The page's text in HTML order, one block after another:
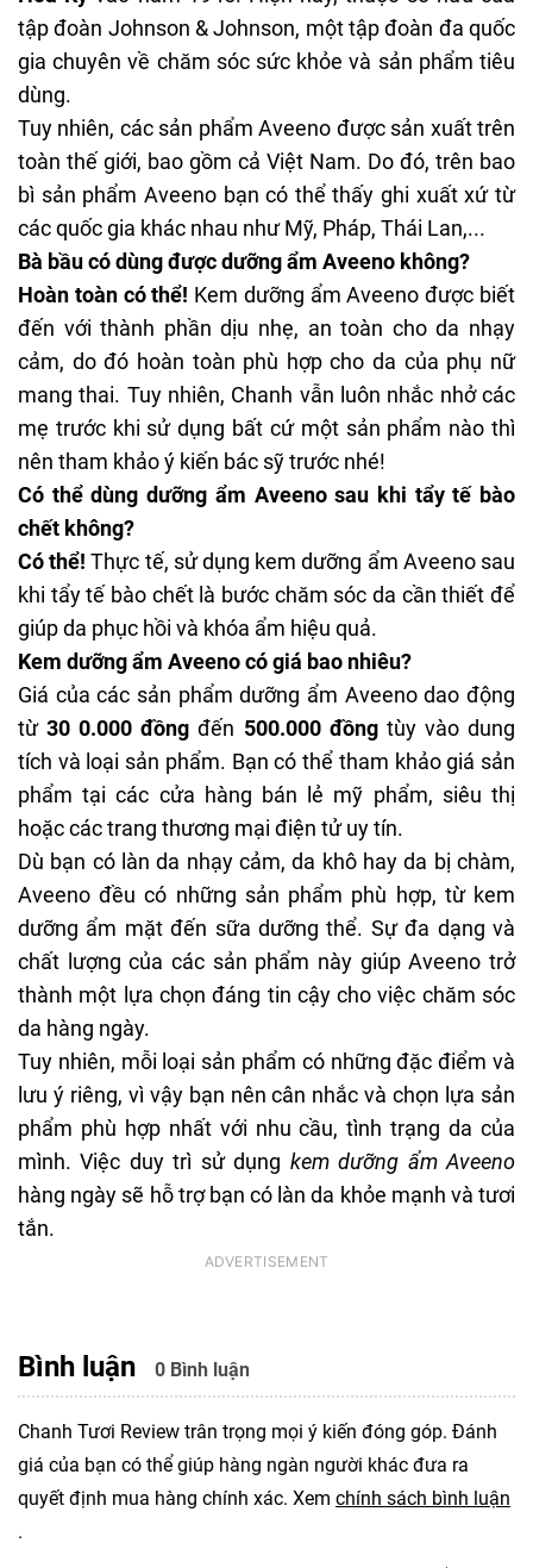
tập đoàn Johnson & Johnson, một tập đoàn đa quốc
gia chuyên về chăm sóc sức khỏe và sản phẩm tiêu
dùng.
Tuy nhiên, các sản phẩm Aveeno được sản xuất trên
toàn thế giới, bao gồm cả Việt Nam. Do đó, trên bao
bì sản phẩm Aveeno bạn có thể thấy ghi xuất xứ từ
các quốc gia khác nhau như Mỹ, Pháp, Thái Lan,...
Bà bầu có dùng được dưỡng ẩm Aveeno không?
Hoàn toàn có thể! Kem dưỡng ẩm Aveeno được biết
đến với thành phần dịu nhẹ, an toàn cho da nhạy
cảm, do đó hoàn toàn phù hợp cho da của phụ nữ
mang thai. Tuy nhiên, Chanh vẫn luôn nhắc nhở các
mẹ trước khi sử dụng bất cứ một sản phẩm nào thì
nên tham khảo ý kiến bác sỹ trước nhé!
Có thể dùng dưỡng ẩm Aveeno sau khi tẩy tế bào
chết không?
Có thể! Thực tế, sử dụng kem dưỡng ẩm Aveeno sau
khi tẩy tế bào chếtlà bước chăm sóc da cần thiết để
giúp da phục hồi và khóa ẩm hiệu quả.
Kem dưỡng ẩm Aveeno có giá bao nhiêu?
Giá của các sản phẩm dưỡng ẩm Aveeno dao động
từ30 0.000 đồng đến 500.000 đồngtùy vào dung
tích và loại sản phẩm. Bạn có thể tham khảo giá sản
phẩm tại các cửa hàng bán lẻ mỹ phẩm, siêu thị
hoặc các trang thương mại điện tử uy tín.
Dù bạn có làn da nhạy cảm, da khô hay da bị chàm,
Aveeno đều có những sản phẩm phù hợp, từ kem
dưỡng ẩm mặt đến sữa dưỡng thể. Sự đa dạng và
chất lượng của các sản phẩm này giúp Aveeno trở
thành một lựa chọn đáng tin cậy cho việc chăm sóc
da hàng ngày.
Tuy nhiên, mỗi loại sản phẩm có những đặc điểm và
lưu ý riêng, vì vậy bạn nên cân nhắc và chọn lựa sản
phẩm phù hợp nhất với nhu cầu, tình trạng da của
mình. Việc duy trì sử dụng kem dưỡng ẩm Aveeno
hàng ngày sẽ hỗ trợ bạn có làn da khỏe mạnh và tươi
tắn.
Bình luận 0 Bình luận
Chanh Tươi Review trân trọng mọi ý kiến đóng góp. Đánh
giá của bạn có thể giúp hàng ngàn người khác đưa ra
quyết định mua hàng chính xác. Xem chính sách bình luận
.